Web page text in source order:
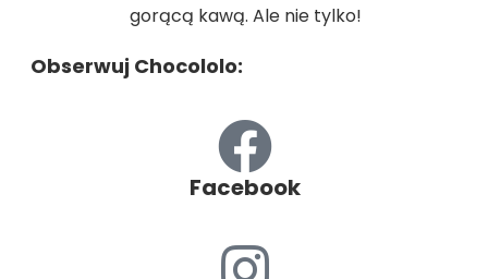
gorącą kawą. Ale nie tylko!
Obserwuj Chocololo:
Facebook